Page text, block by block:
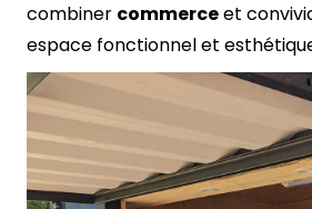
combiner commerceet
espace fonctionnel et